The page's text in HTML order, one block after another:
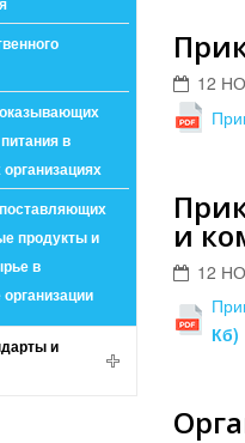
в
продукты и
в
и
12
и
12
Кб)